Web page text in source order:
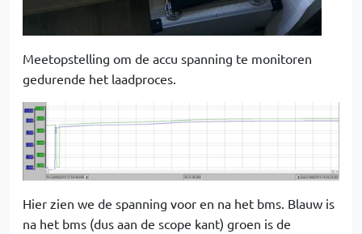
Meetopstelling om de accu spanning te monitoren
gedurende het laadproces.
Hier zien we de spanning voor en na het bms. Blauw is
na het bms (dus aan de scope kant) groen is de